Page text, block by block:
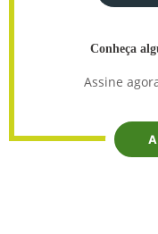
Conheça
Assine